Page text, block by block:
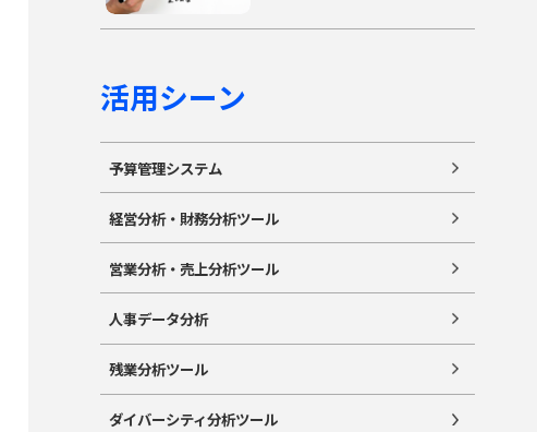
活用シーン
予算管理システム
経営分析・財務分析ツール
営業分析・売上分析ツール
人事データ分析
残業分析ツール
ダイバーシティ分析ツール